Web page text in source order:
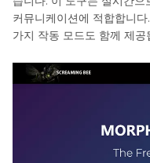
커뮤니케이션에 적합합니
가지 작동 모드도 함께 제공